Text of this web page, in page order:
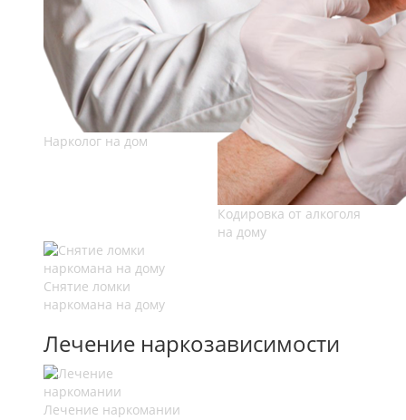
Нарколог на дом
Кодировка от алкоголя
на дому
Снятие ломки
наркомана на дому
Лечение наркозависимости
Лечение наркомании